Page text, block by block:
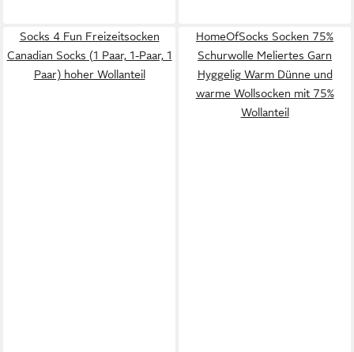
Socks 4 Fun Freizeitsocken
Canadian Socks (1 Paar, 1-Paar, 1
Paar) hoher Wollanteil
HomeOfSocks Socken 75%
Schurwolle Meliertes Garn
Hyggelig Warm Dünne und
warme Wollsocken mit 75%
Wollanteil